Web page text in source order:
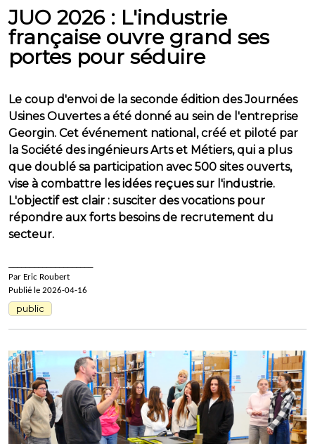
JUO 2026 : L'industrie
française ouvre grand ses
portes pour séduire
Le coup d'envoi de la seconde édition des Journées
Usines Ouvertes a été donné au sein de l'entreprise
Georgin. Cet événement national, créé et piloté par
la Société des ingénieurs Arts et Métiers, qui a plus
que doublé sa participation avec 500 sites ouverts,
vise à combattre les idées reçues sur l'industrie.
L'objectif est clair : susciter des vocations pour
répondre aux forts besoins de recrutement du
secteur.
Par Eric Roubert
Publié le 2026-04-16
public